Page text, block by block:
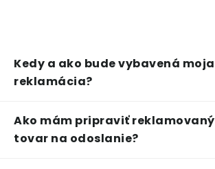
Kedy a ako bude vybavená moja
reklamácia?
Ako mám pripraviť reklamovaný
tovar na odoslanie?